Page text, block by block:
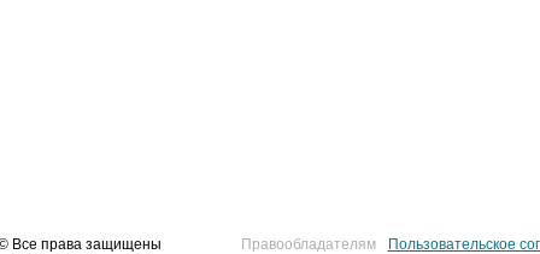
Все права защищены
Правообладателям
Пользовательское